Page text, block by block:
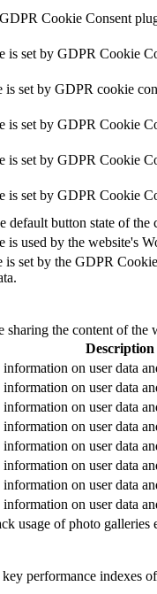
Cookie Consent
is set by GDPR Cookie
is set by GDPR cookie
is set by GDPR Cookie
is set by GDPR Cookie
is set by GDPR Cookie
default button state of
is used by the website's
is set by the GDPR
the content of
Description
on user data
on user data
on user data
on user data
on user data
on user data
on user data
on user data
usage of photo galleries
performance